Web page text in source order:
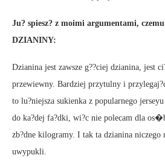
Ju? spiesz? z moimi argumentami,
DZIANINY:
Dzianina jest zawsze g??ciej dzianina, jest
przewiewny. Bardziej przytulny i
to lu?niejsza sukienka z popularnego
do ka?dej fa?dki, wi?c nie polecam dla
zb?dne kilogramy. I tak ta dzianina
uwypukli.